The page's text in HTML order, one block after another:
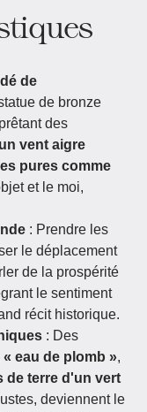
de
de bronze
des
vent aigre
pures comme
et le moi,
: Prendre les
le déplacement
de la prospérité
le sentiment
récit historique.
: Des
« eau de plomb »,
de terre d'un vert
deviennent le